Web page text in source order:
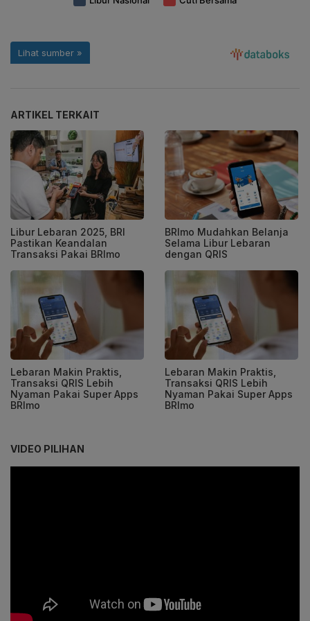
ARTIKEL TERKAIT
Libur Lebaran 2025, BRI
Pastikan Keandalan
Transaksi Pakai BRImo
BRImo Mudahkan Belanja
Selama Libur Lebaran
dengan QRIS
Lebaran Makin Praktis,
Transaksi QRIS Lebih
Nyaman Pakai Super Apps
BRImo
Lebaran Makin Praktis,
Transaksi QRIS Lebih
Nyaman Pakai Super Apps
BRImo
VIDEO PILIHAN